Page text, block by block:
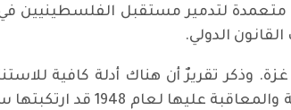
متعمدة لتدمير مستقبل الفلسطينيين
الدولي.
وذكر تقريرٌ أن هناك أدلة كافية
أربعة من أعمال الإبادة الجماعية الخمسة المنصوص عليها في اتفاقية منع جريمة الإبادة